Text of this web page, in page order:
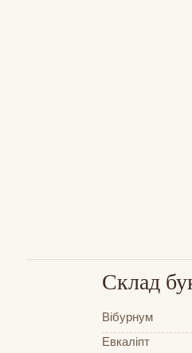
Склад
Вібурнум
Евкаліпт